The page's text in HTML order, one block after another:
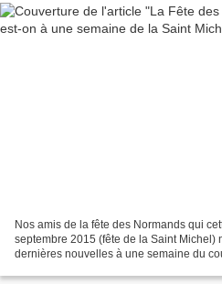
Nos amis de la fête des Normands qui
septembre 2015 (fête de la Saint Michel)
dernières nouvelles à une semaine du